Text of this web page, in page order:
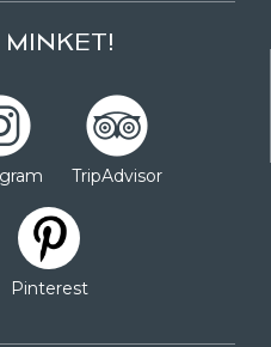
MINKET!
TripAdvisor
Pinterest